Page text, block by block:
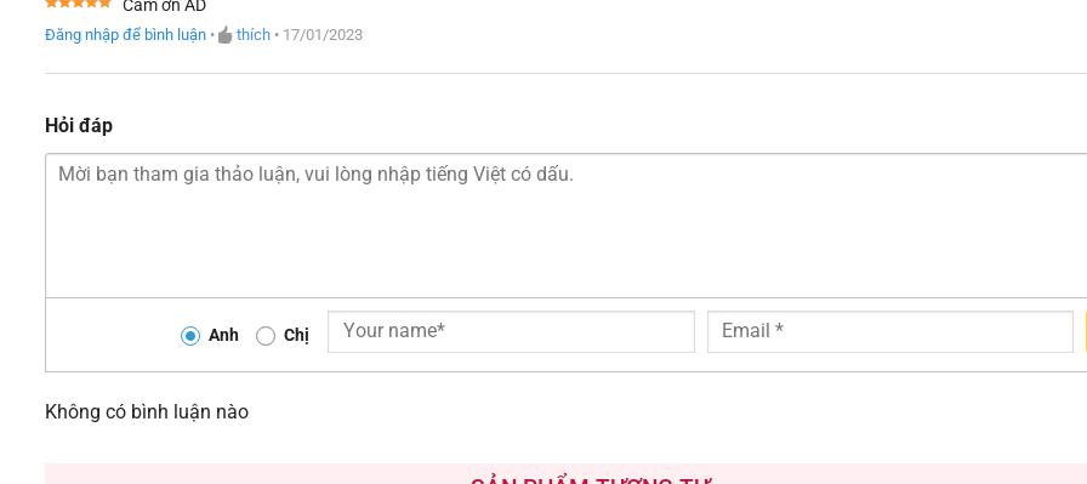
hạng55
Cảm ơn AD
Đăng nhập để bình luận • thích • 17/01/2023
Hỏi đáp
Anh Chị
Không có bình luận nào